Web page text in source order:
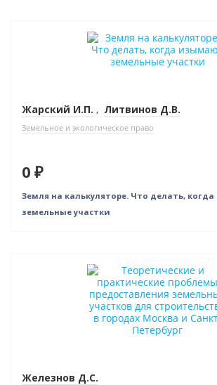
Жарский И.П. , Литвинов Д.В.
Земельное и экологическое право
0 ₽
Земля на калькуляторе. Что делать,
земельные участки
Нет в наличии
Железнов Д.С.